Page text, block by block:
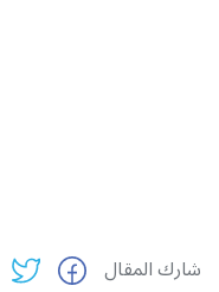
شارك المقال